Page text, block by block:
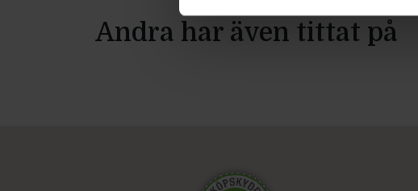
Vi använder enhetsidentifierare för att
sociala medier och analysera vår
Andra har även tittat på